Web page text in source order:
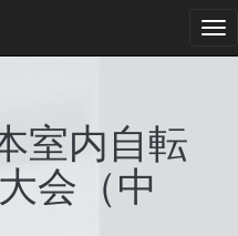
室内自転
会（中